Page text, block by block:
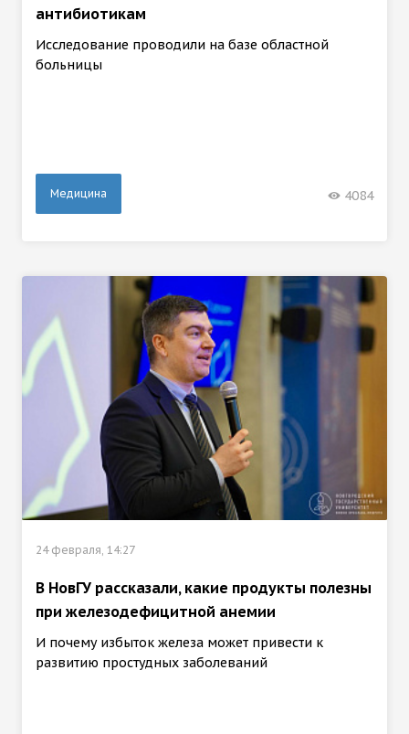
антибиотикам
Исследование проводили на базе областной
больницы
Медицина 4084
24 февраля, 14:27
В НовГУ рассказали, какие продукты полезны
при железодефицитной анемии
И почему избыток железа может привести к
развитию простудных заболеваний